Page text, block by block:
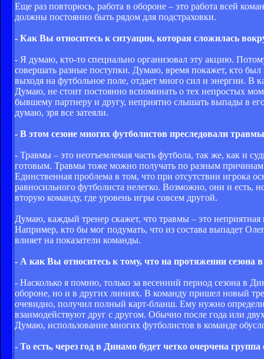
Еще раз повторюсь, работа в обороне – это работа всей
должны постоянно быть рядом для подстраховки.
- Как Вы относитесь к ситуации, которая сложилась
- Я думаю, кто-то специально организовал эту акцию.
совершать разные поступки. Думаю, время покажет, кто был
выходя на футбольное поле, отдает много сил и энергии. В
Думаю, не стоит постоянно вспоминать о тех непростых
бывшему партнеру и другу, неприятно слышать выпады в
думаю, зря все затеяли.
- В этом сезоне многих футболистов преследовали
- Травмы – это неотъемлемая часть футбола, так же, как и
готовым. Травмы тоже можно получать по разным
Единственная проблема в том, что при отсутствии игрока
равносильного футболиста нелегко. Возможно, они и есть,
вторую команду, где уровень игры совсем другой.
Думаю, каждый тренер скажет, что травмы – это
Например, кто бы мог подумать, что из состава выпадет
влияет на показатели команды.
- А как Вы относитесь к тому, что на протяжении сезона
- Насколько я помню, только за весенний период сезона в
обороне, но и в других линиях. В команду пришел новый
очевидно, получил полный карт-бланш. Ему нужно
взаимодействуют друг с другом. Обычно после года или
Думаю, использование многих футболистов в команде
- То есть, через год в Динамо будет четко очерчена